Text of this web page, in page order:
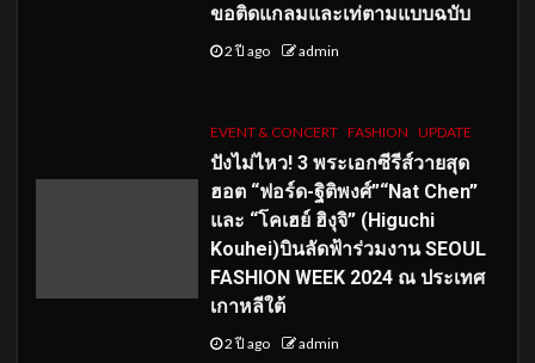
ขอติดแกลมและเท่ตามแบบฉบับ
2 ปี ago admin
EVENT & CONCERT FASHION UPDATE
ปังไม่ไหว! 3 พระเอกซีรีส์วายสุด
ฮอต “ฟอร์ด-ฐิติพงศ์”“Nat Chen”
และ “โคเฮย์ ฮิงุจิ” (Higuchi
Kouhei)บินลัดฟ้าร่วมงาน SEOUL
FASHION WEEK 2024 ณ ประเทศ
เกาหลีใต้
2 ปี ago admin